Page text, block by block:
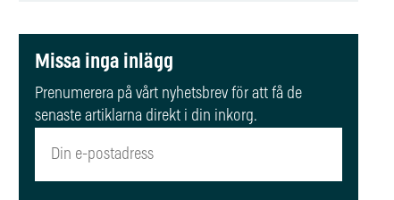
Missa inga inlägg
Prenumerera på vårt nyhetsbrev för att få de
senaste artiklarna direkt i din inkorg.